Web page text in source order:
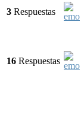
3 Respuestas
16 Respuestas